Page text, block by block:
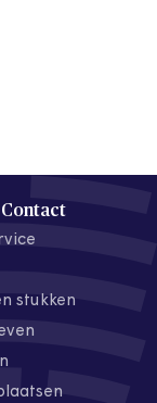
Contact
stukken